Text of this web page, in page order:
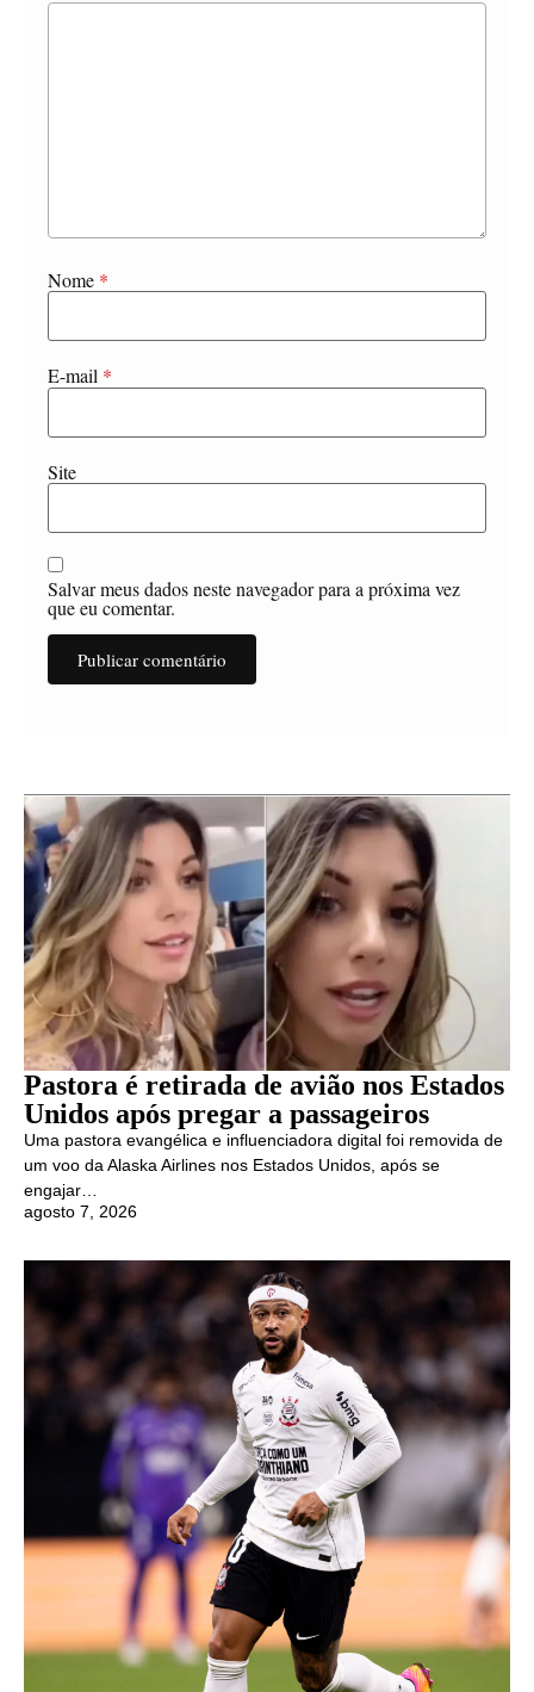
Nome *
E-mail *
Site
Salvar meus dados neste navegador para a próxima vez
que eu comentar.
Pastora é retirada de avião nos Estados
Unidos após pregar a passageiros
Uma pastora evangélica e influenciadora digital foi removida de
um voo da Alaska Airlines nos Estados Unidos, após se
engajar…
agosto 7, 2026